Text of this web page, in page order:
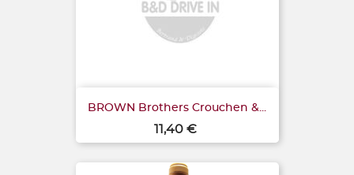
BROWN Brothers Crouchen &...
Prix
11,40 €